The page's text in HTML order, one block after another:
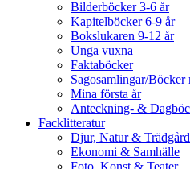
Bilderböcker 3-6 år
Kapitelböcker 6-9 år
Bokslukaren 9-12 år
Unga vuxna
Faktaböcker
Sagosamlingar/Böcker
Mina första år
Anteckning- &
Facklitteratur
Djur, Natur & Trädgård
Ekonomi & Samhälle
Foto, Konst & Teater